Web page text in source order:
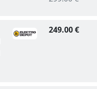
249.00 €